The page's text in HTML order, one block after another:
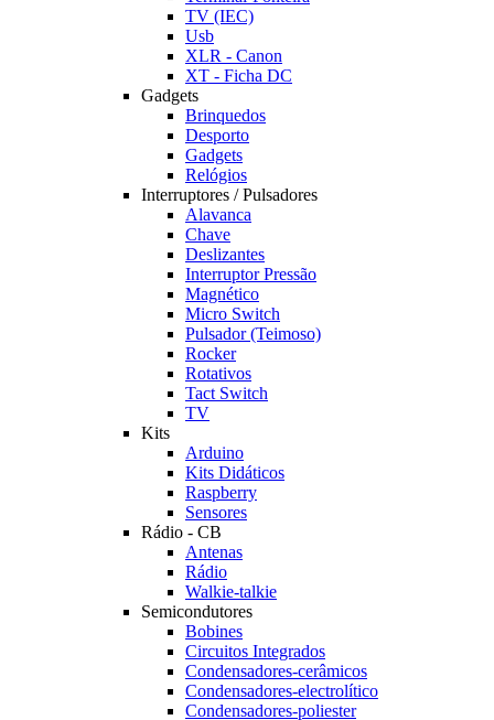
TV (IEC)
Usb
XLR - Canon
XT - Ficha DC
Gadgets
Brinquedos
Desporto
Gadgets
Relógios
Interruptores / Pulsadores
Alavanca
Chave
Deslizantes
Interruptor Pressão
Magnético
Micro Switch
Pulsador (Teimoso)
Rocker
Rotativos
Tact Switch
TV
Kits
Arduino
Kits Didáticos
Raspberry
Sensores
Rádio - CB
Antenas
Rádio
Walkie-talkie
Semicondutores
Bobines
Circuitos Integrados
Condensadores-cerâmicos
Condensadores-electrolítico
Condensadores-poliester